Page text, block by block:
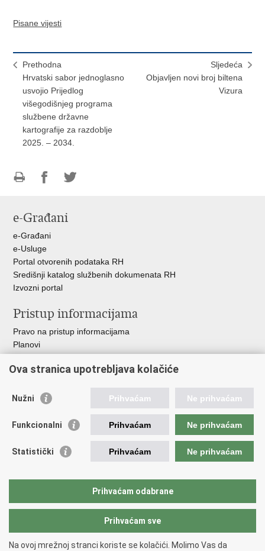
Pisane vijesti
Prethodna
Hrvatski sabor jednoglasno
usvojio Prijedlog
višegodišnjeg programa
službene državne
kartografije za razdoblje
2025. – 2034.
Sljedeća
Objavljen novi broj biltena
Vizura
FacebookuTwitteru
e-Građani
e-Građani
e-Usluge
Portal otvorenih podataka RH
Središnji katalog službenih dokumenata RH
Izvozni portal
Pristup informacijama
Pravo na pristup informacijama
Planovi
Financijski dokumenti
Važne poveznice
Vlada RH
Operativni program konkurentnost i kohezija
Hrvatska komora ovlaštenih inženjera geodezije
Ova stranica upotrebljava kolačiće
Nužni Prihvaćam Ne prihvaćam
Funkcionalni Prihvaćam Ne prihvaćam
Statistički Prihvaćam Ne prihvaćam
Prihvaćam odabrane
Prihvaćam sve
Na ovoj mrežnoj stranci koriste se kolačići. Molimo Vas da